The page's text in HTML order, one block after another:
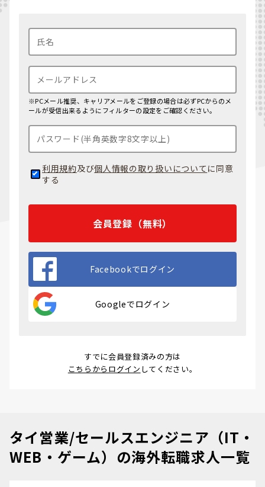
※PCメール推奨、キャリアメールをご登録の場合は必ずPCからのメ
ールが受信出来るようにフィルターの設定をご確認ください。
利用規約及び個人情報の取り扱いについて に同意
する
会員登録（無料）
Facebookでログイン
Googleでログイン
すでに会員登録済みの方は
こちらからログイン してください。
タイ営業/セールスエンジニア（IT・
WEB・ゲーム）の海外転職求人一覧